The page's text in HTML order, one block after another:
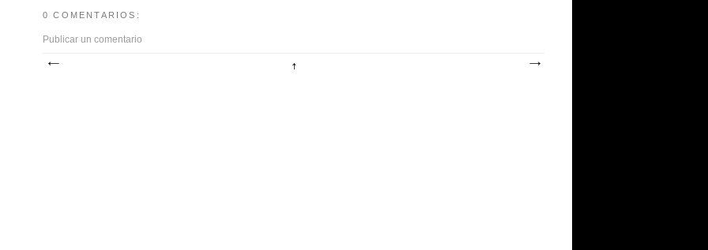
0 COMENTARIOS:
Publicar un comentario